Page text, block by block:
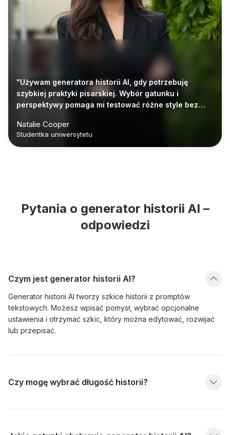
"Używam generatora historii AI, gdy potrzebuję
szybkiej praktyki pisarskiej. Wybór gatunku i
perspektywy pomaga mi testować różne style bez
Natalie Cooper
Studentka uniwersytetu
Pytania o generator historii AI –
odpowiedzi
Czym jest generator historii AI?
Generator historii AI tworzy szkice historii z promptów
tekstowych. Możesz wpisać pomysł, wybrać opcjonalne
ustawienia i otrzymać szkic, który można edytować, rozwijać
lub przepisać.
Czy mogę wybrać długość historii?